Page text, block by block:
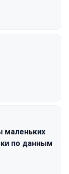
маленьких
по данным